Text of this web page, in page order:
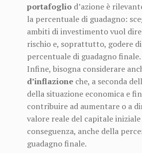
portafoglio d’azione è
la percentuale di guadagno:
ambiti di investimento vuol
rischio e, soprattutto, godere
percentuale di guadagno finale.
Infine, bisogna considerare
d’inflazione che, a seconda
della situazione economica e
contribuire ad aumentare o a
valore reale del capitale iniziale
conseguenza, anche della
guadagno finale.